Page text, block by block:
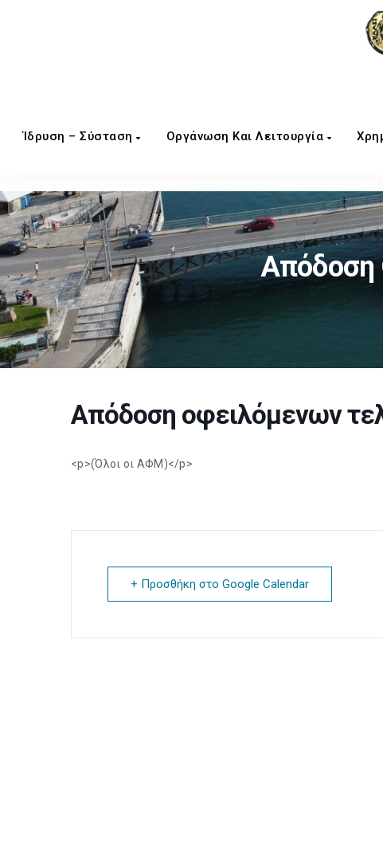
Ίδρυση – Σύσταση Οργάνωση Και Λειτουργία
Απόδοση
Απόδοση οφειλόμενων
<p>(Όλοι οι ΑΦΜ)</p>
+ Προσθήκη στο Google Calendar